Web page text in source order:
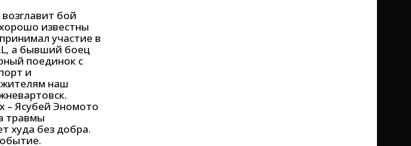
бой
известны
участие в
а бывший боец
поединок с
и
наш
– Ясубей Эномото
травмы
худа без добра.